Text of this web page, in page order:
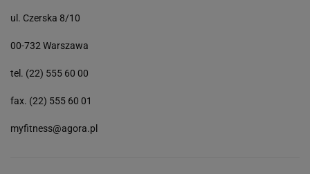
ul. Czerska 8/10
00-732 Warszawa
tel. (22) 555 60 00
fax. (22) 555 60 01
myfitness@agora.pl